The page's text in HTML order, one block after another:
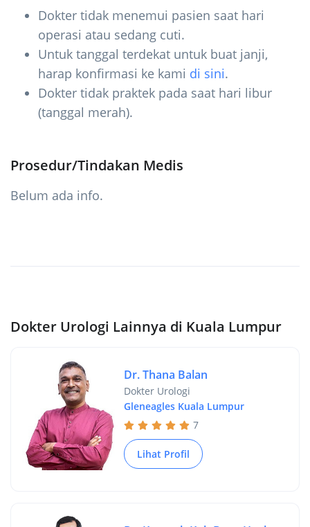
Dokter tidak menemui pasien saat hari
operasi atau sedang cuti.
Untuk tanggal terdekat untuk buat janji,
harap konfirmasi ke kami di sini.
Dokter tidak praktek pada saat hari libur
(tanggal merah).
Prosedur/Tindakan Medis
Belum ada info.
Dokter Urologi Lainnya di Kuala Lumpur
Dr. Thana Balan
Dokter Urologi
Gleneagles Kuala Lumpur
7
Lihat Profil